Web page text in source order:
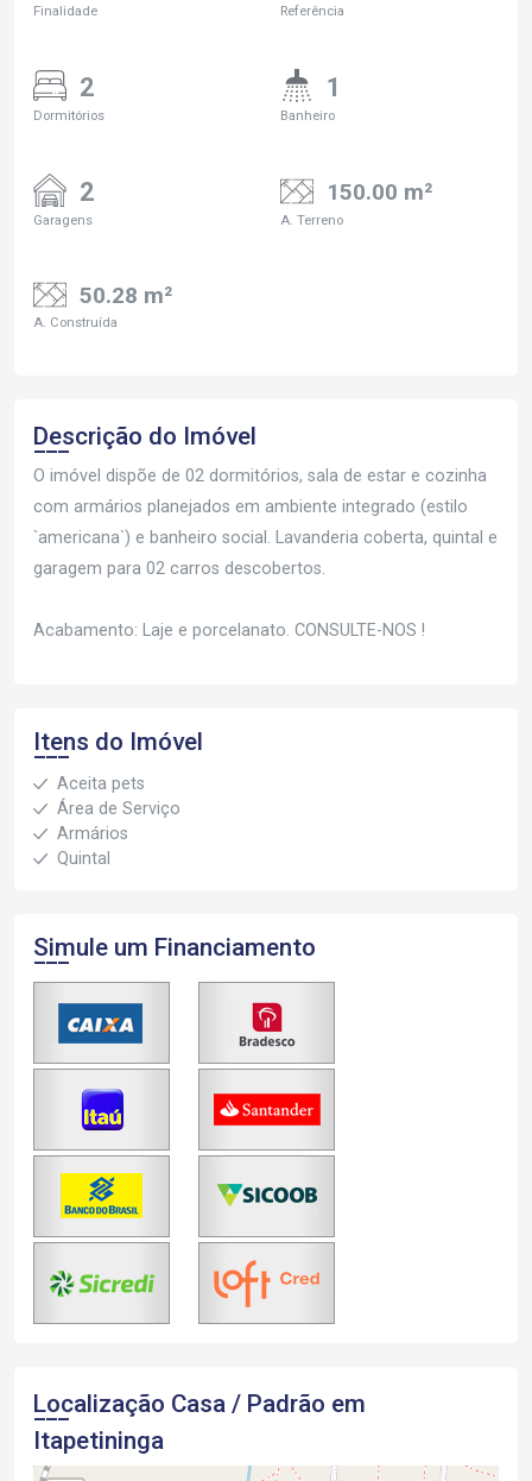
Finalidade Referência
2
Dormitórios
1
Banheiro
2
Garagens
150.00 m²
A. Terreno
50.28 m²
A. Construída
Descrição do Imóvel
O imóvel dispõe de 02 dormitórios, sala de estar e cozinha
com armários planejados em ambiente integrado (estilo
`americana`) e banheiro social. Lavanderia coberta, quintal e
garagem para 02 carros descobertos.
Acabamento: Laje e porcelanato. CONSULTE-NOS !
Itens do Imóvel
Aceita pets
Área de Serviço
Armários
Quintal
Simule um Financiamento
Localização Casa / Padrão em
Itapetininga